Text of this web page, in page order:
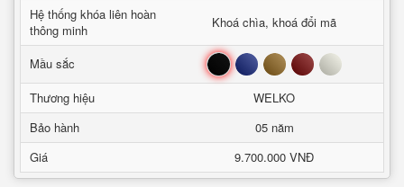
Hệ thống khóa liên hoàn
thông minh
Khoá chìa, khoá đổi mã
Mầu sắc Đen Xanh Nâu Đỏ Trắng
Thương hiệu
WELKO
Bảo hành
05 năm
Giá
9.700.000 VNĐ